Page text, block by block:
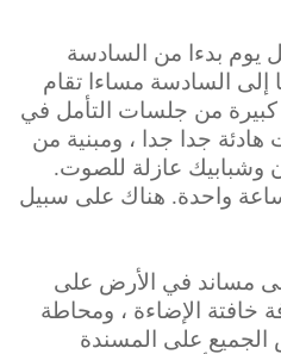
يوم بدءا من السادسة
إلى السادسة مساءا تقام
كبيرة من جلسات التأمل في
هادئة جدا جدا ، ومبنية من
وشبابيك عازلة للصوت.
واحدة. هناك على سبيل
مساند في الأرض على
خافتة الإضاءة ، ومحاطة
على المسندة